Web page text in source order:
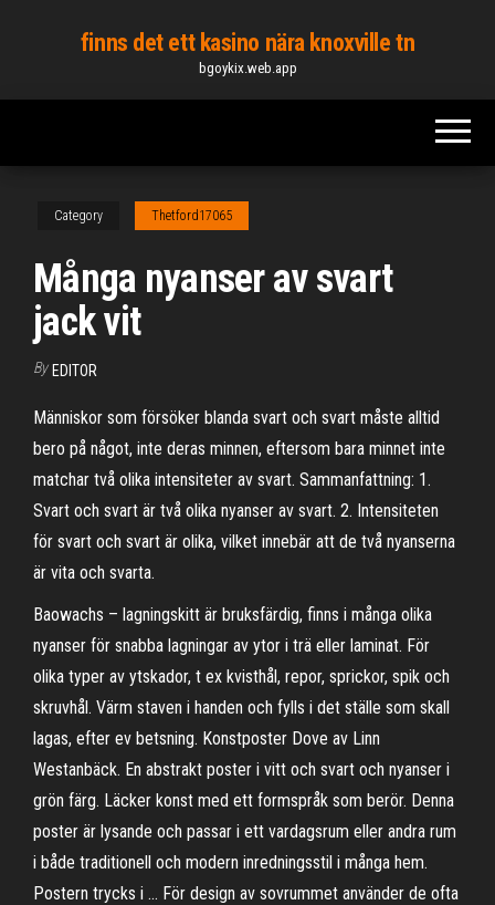
content
finns det ett kasino nära knoxville tn
bgoykix.web.app
Category Thetford17065
Många nyanser av svart
jack vit
By EDITOR
Människor som försöker blanda svart och svart måste alltid
bero på något, inte deras minnen, eftersom bara minnet inte
matchar två olika intensiteter av svart. Sammanfattning: 1.
Svart och svart är två olika nyanser av svart. 2. Intensiteten
för svart och svart är olika, vilket innebär att de två nyanserna
är vita och svarta.
Baowachs – lagningskitt är bruksfärdig, finns i många olika
nyanser för snabba lagningar av ytor i trä eller laminat. För
olika typer av ytskador, t ex kvisthål, repor, sprickor, spik och
skruvhål. Värm staven i handen och fylls i det ställe som skall
lagas, efter ev betsning. Konstposter Dove av Linn
Westanbäck. En abstrakt poster i vitt och svart och nyanser i
grön färg. Läcker konst med ett formspråk som berör. Denna
poster är lysande och passar i ett vardagsrum eller andra rum
i både traditionell och modern inredningsstil i många hem.
Postern trycks i … För design av sovrummet använder de ofta